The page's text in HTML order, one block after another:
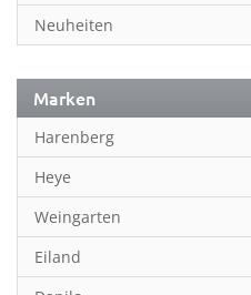
Neuheiten
Marken
Harenberg
Heye
Weingarten
Eiland